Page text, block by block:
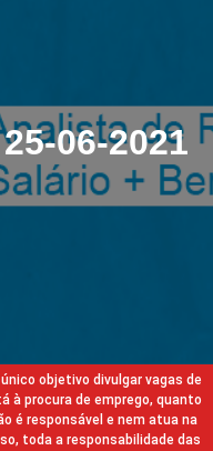
06-2021
objetivo divulgar vagas de
à procura de emprego, quanto
é responsável e nem atua na
toda a responsabilidade das